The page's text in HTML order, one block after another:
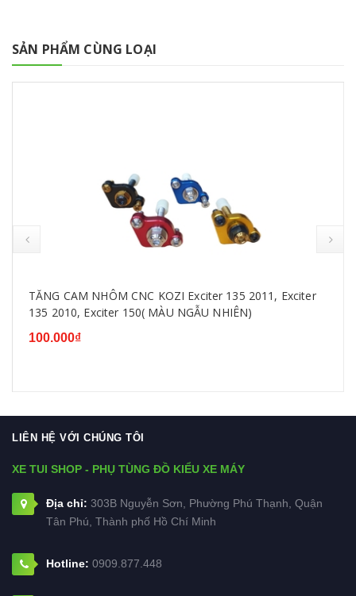
SẢN PHẨM CÙNG LOẠI
TĂNG CAM NHÔM CNC KOZI Exciter 135 2011, Exciter
135 2010, Exciter 150( MÀU NGẪU NHIÊN)
100.000₫
LIÊN HỆ VỚI CHÚNG TÔI
XE TUI SHOP - PHỤ TÙNG ĐỒ KIỂU XE MÁY
Địa chỉ: 303B Nguyễn Sơn, Phường Phú Thạnh, Quận
Tân Phú, Thành phố Hồ Chí Minh
Hotline: 0909.877.448